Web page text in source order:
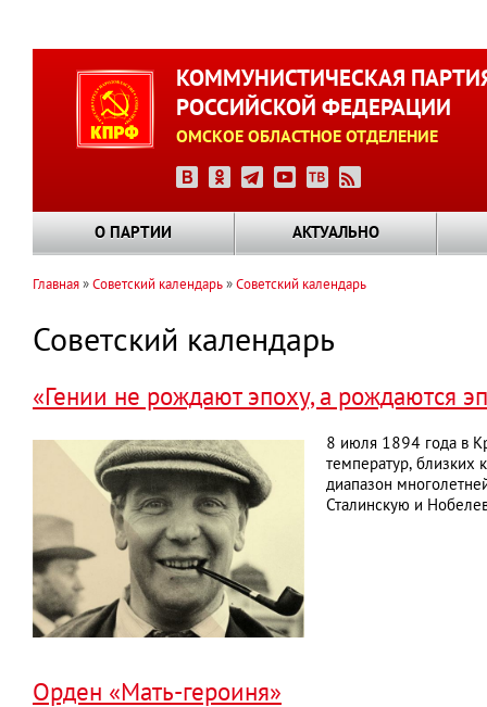
КОММУНИСТИЧЕСКАЯ
РОССИЙСКОЙ ФЕДЕРАЦИИ
ОМСКОЕ ОБЛАСТНОЕ ОТДЕЛЕНИЕ
О ПАРТИИ АКТУАЛЬНО
навигации
Главная Советский календарь Советский календарь
Советский календарь
«Гении не рождают эпоху, а рождаются
8 июля 1894 года в
температур, близких
диапазон
Сталинскую и
Орден «Мать-героиня»